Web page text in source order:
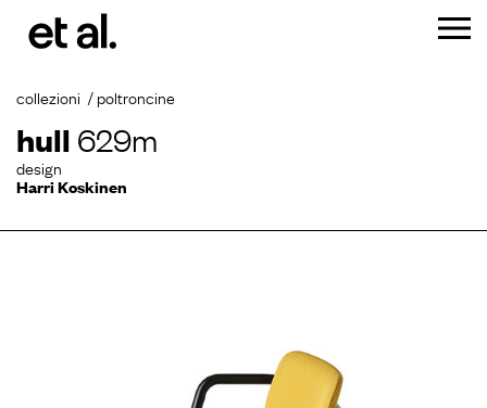
collezioni poltroncine
hull 629m
design
Harri Koskinen